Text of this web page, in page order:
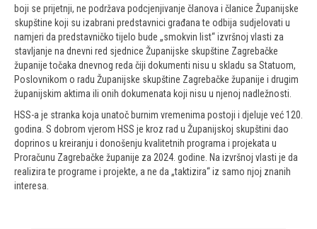
boji se prijetnji, ne podržava podcjenjivanje članova i članice Županijske
skupštine koji su izabrani predstavnici građana te odbija sudjelovati u
namjeri da predstavničko tijelo bude „smokvin list“ izvršnoj vlasti za
stavljanje na dnevni red sjednice Županijske skupštine Zagrebačke
županije točaka dnevnog reda čiji dokumenti nisu u skladu sa Statuom,
Poslovnikom o radu Županijske skupštine Zagrebačke županije i drugim
županijskim aktima ili onih dokumenata koji nisu u njenoj nadležnosti.
HSS-a je stranka koja unatoč burnim vremenima postoji i djeluje već 120.
godina. S dobrom vjerom HSS je kroz rad u Županijskoj skupštini dao
doprinos u kreiranju i donošenju kvalitetnih programa i projekata u
Proračunu Zagrebačke županije za 2024. godine. Na izvršnoj vlasti je da
realizira te programe i projekte, a ne da „taktizira“ iz samo njoj znanih
interesa.